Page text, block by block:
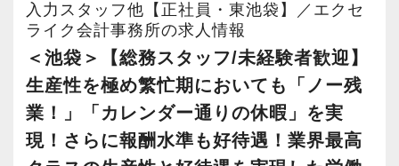
仕事の前に、所長が＜仕事と勉強を両立
するコツ＞を教えてくれますよ！
（９）＼充実／の福利厚生
＜とにかく時間が欲しい、試験直前！＞
弊所では７月は週４日勤務が可能です。
正しい在り方である」と確信をもっています。
この取り組みに興味がある方は是非参加してく
ださい。
▼弊社の取材動画です。
する事が出来ました。
さらに生産性の向上は高収益体質に結びつき、
所属するスタッフはとても優れた報酬体系で働
く事が可能になりました。
ここまでの道のりは決して平たんなものではあ
りませんでしたが、現在は全てのスタッフがス
入力スタッフ他【正社員・東池袋】／エクセ
ライク会計事務所の求人情報
＜池袋＞【総務スタッフ/未経験者歓迎】
生産性を極め繁忙期においても「ノー残
業！」「カレンダー通りの休暇」を実
現！さらに報酬水準も好待遇！業界最高